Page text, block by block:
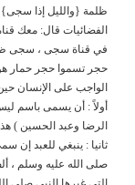
ظلمة {والليل إذا
الفضائيات قال: معك
في قناة سجى ، سجى
حجر تسموا حجر حمار
الواجب على اﻹنسان
أوﻻً : أن يسمى باسم ليس
الرضا وعبد الحسين )
ثانيا : ينبغي للعبد
صلى الله عليه وسلم ،